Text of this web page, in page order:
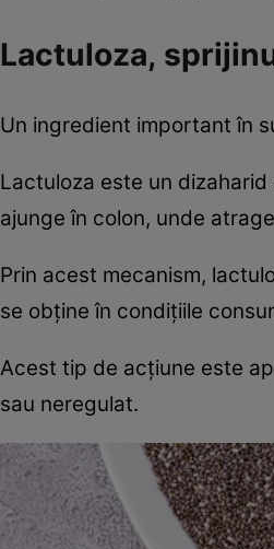
Lactuloza,
Un ingredient important în
Lactuloza este un
ajunge în colon, unde
Prin acest mecanism,
se obține în condițiile
Acest tip de acțiune este
sau neregulat.